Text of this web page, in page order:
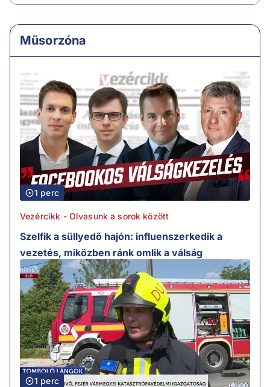
Műsorzóna
1 perc
Vezércikk - Olvasunk a sorok között
Szelfik a süllyedő hajón: influenszerkedik a
vezetés, miközben ránk omlik a válság
1 perc